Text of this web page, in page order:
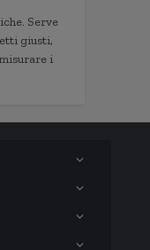
Serve
giusti,
i